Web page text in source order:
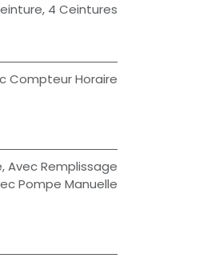
, 4 Ceintures
Compteur Horaire
,Avec Remplissage
Pompe Manuelle